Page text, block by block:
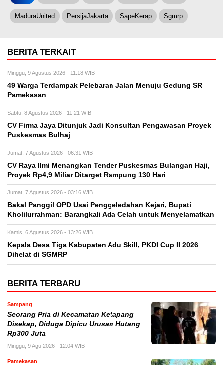
MaduraUnited PersijaJakarta SapeKerap Sgmrp
BERITA TERKAIT
Minggu, 9 Agustus 2026 - 11:18 WIB
49 Warga Terdampak Pelebaran Jalan Menuju Gedung SR
Pamekasan
Sabtu, 8 Agustus 2026 - 11:21 WIB
CV Firma Jaya Ditunjuk Jadi Konsultan Pengawasan Proyek
Puskesmas Bulhaj
Jumat, 7 Agustus 2026 - 06:31 WIB
CV Raya Ilmi Menangkan Tender Puskesmas Bulangan Haji,
Proyek Rp4,9 Miliar Ditarget Rampung 130 Hari
Jumat, 7 Agustus 2026 - 03:16 WIB
Bakal Panggil OPD Usai Penggeledahan Kejari, Bupati
Kholilurrahman: Barangkali Ada Celah untuk Menyelamatkan
Kamis, 6 Agustus 2026 - 13:26 WIB
Kepala Desa Tiga Kabupaten Adu Skill, PKDI Cup II 2026
Dihelat di SGMRP
BERITA TERBARU
Sampang
Seorang Pria di Kecamatan Ketapang
Disekap, Diduga Dipicu Urusan Hutang
Rp300 Juta
Minggu, 9 Agu 2026 - 12:04 WIB
Pamekasan